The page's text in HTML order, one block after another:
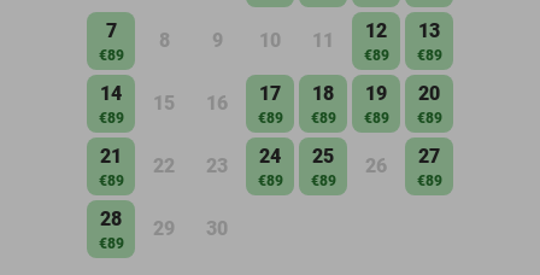
7
€89
8 9 10 11 12
€89
13
€89
14
€89
15 16 17
€89
18
€89
19
€89
20
€89
21
€89
22 23 24
€89
25
€89
26 27
€89
28
€89
29 30